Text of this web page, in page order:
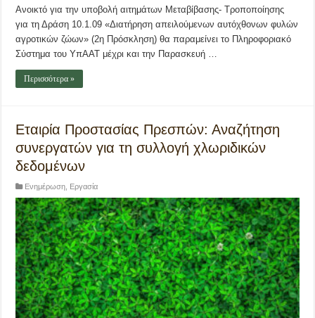
Ανοικτό για την υποβολή αιτημάτων Μεταβίβασης- Τροποποίησης
για τη Δράση 10.1.09 «Διατήρηση απειλούμενων αυτόχθονων φυλών
αγροτικών ζώων» (2η Πρόσκληση) θα παραμείνει το Πληροφοριακό
Σύστημα του ΥπΑΑΤ μέχρι και την Παρασκευή …
Περισσότερα »
Εταιρία Προστασίας Πρεσπών: Αναζήτηση
συνεργατών για τη συλλογή χλωριδικών
δεδομένων
Ενημέρωση Εργασία